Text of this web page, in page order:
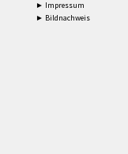
► Impressum
► Bildnachweis